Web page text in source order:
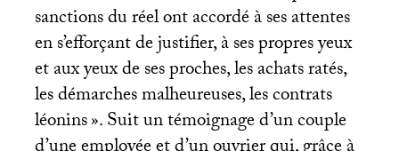
sanctions du réel ont accordé à ses attentes
en s’efforçant de justifier, à ses propres yeux
et aux yeux de ses proches, les achats ratés,
les démarches malheureuses, les contrats
léonins». Suit un témoignage d’un couple